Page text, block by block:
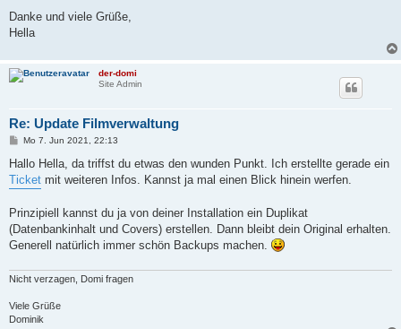
Danke und viele Grüße,
Hella
der-domi
Site Admin
Re: Update Filmverwaltung
B
i
r
Mo 7. Jun 2021, 22:13
Hallo Hella, da triffst du etwas den wunden Punkt. Ich erstellte gerade ein
Ticket mit weiteren Infos. Kannst ja mal einen Blick hinein werfen.
Prinzipiell kannst du ja von deiner Installation ein Duplikat
(Datenbankinhalt und Covers) erstellen. Dann bleibt dein Original erhalten.
Generell natürlich immer schön Backups machen.
Nicht verzagen, Domi fragen
Viele Grüße
Dominik